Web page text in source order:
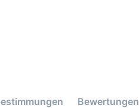
Bewertungen